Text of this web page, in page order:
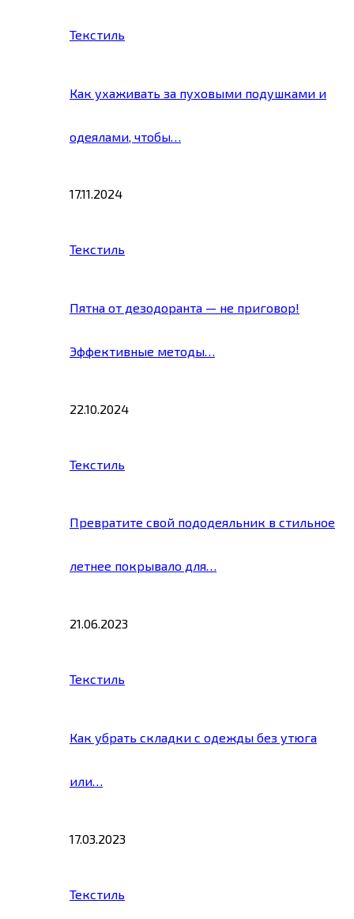
Текстиль
Как ухаживать за пуховыми подушками и
одеялами, чтобы…
17.11.2024
Текстиль
Пятна от дезодоранта — не приговор!
Эффективные методы…
22.10.2024
Текстиль
Превратите свой пододеяльник в стильное
летнее покрывало для…
21.06.2023
Текстиль
Как убрать складки с одежды без утюга
или…
17.03.2023
Текстиль